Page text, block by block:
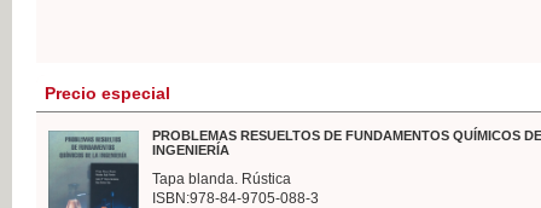
Precio especial
PROBLEMAS RESUELTOS DE FUNDAMENTOS QUÍMICOS
INGENIERÍA
Tapa blanda. Rústica
ISBN:978-84-9705-088-3